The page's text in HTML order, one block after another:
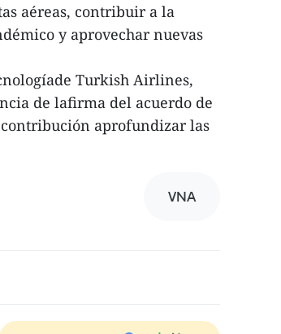
aéreas, contribuir a la
y aprovechar nuevas
Turkish Airlines,
de lafirma del acuerdo de
aprofundizar las
VNA